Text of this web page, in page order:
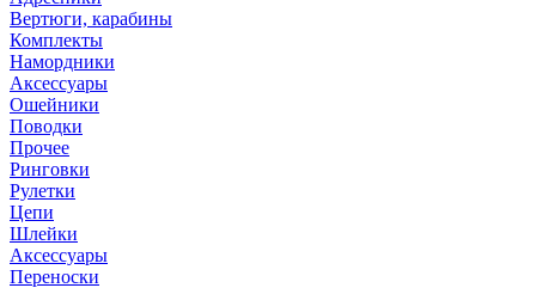
Вертюги, карабины
Комплекты
Намордники
Аксессуары
Ошейники
Поводки
Прочее
Ринговки
Рулетки
Цепи
Шлейки
Аксессуары
Переноски